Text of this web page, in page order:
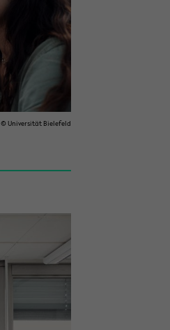
© Uni­ver­si­tät Bie­le­feld